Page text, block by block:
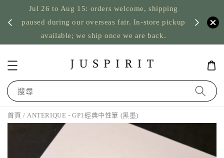
Jul 26 to Aug 15: orders welcome, shipping
paused during our overseas fair. In-store pickup
available; we ship once we are back.
US
搜尋
首頁 / ANTERIQUE - GP1經典中性筆 (黑墨)